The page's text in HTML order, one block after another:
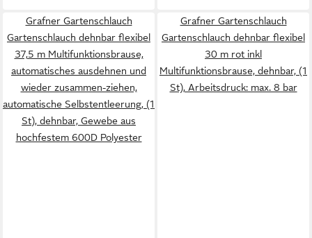
Grafner Gartenschlauch
Gartenschlauch dehnbar flexibel
37,5 m Multifunktionsbrause,
automatisches ausdehnen und
wieder zusammen-ziehen,
automatische Selbstentleerung, (1
St), dehnbar, Gewebe aus
hochfestem 600D Polyester
Grafner Gartenschlauch
Gartenschlauch dehnbar flexibel
30 m rot inkl
Multifunktionsbrause, dehnbar, (1
St), Arbeitsdruck: max. 8 bar